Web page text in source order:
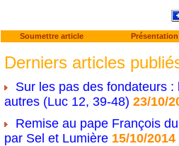
Soumettre article Présentation
Derniers articles
Sur les pas des fondateurs :
autres (Luc 12, 39-48) 23/10/
Remise au pape François
par Sel et Lumière 15/10/2014